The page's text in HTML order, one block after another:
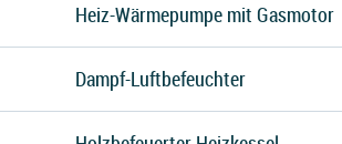
Heiz-Wärmepumpe mit Gasmotor
Dampf-Luftbefeuchter